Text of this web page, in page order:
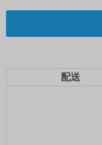
ナ
ビ
ー
配送